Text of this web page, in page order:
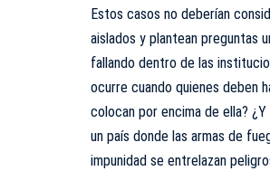
Estos casos no deberían
aislados y plantean preguntas
fallando dentro de las
ocurre cuando quienes deben
colocan por encima de ella?
un país donde las armas de
impunidad se entrelazan